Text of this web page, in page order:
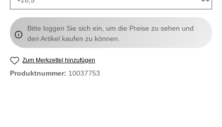
Bitte loggen Sie sich ein, um die Preise zu sehen und
den Artikel kaufen zu können.
Zum Merkzettel hinzufügen
Produktnummer: 10037753